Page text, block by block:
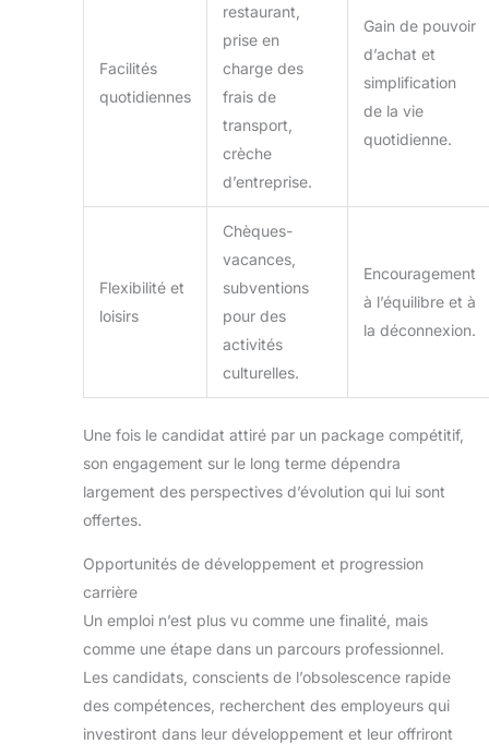
Facilités
quotidiennes
restaurant,
prise en
charge des
frais de
transport,
crèche
d’entreprise.
Gain de pouvoir
d’achat et
simplification
de la vie
quotidienne.
Flexibilité et
loisirs
Chèques-
vacances,
subventions
pour des
activités
culturelles.
Encouragement
à l’équilibre et à
la déconnexion.
Une fois le candidat attiré par un package compétitif,
son engagement sur le long terme dépendra
largement des perspectives d’évolution qui lui sont
offertes.
Opportunités de développement et progression
carrière
Un emploi n’est plus vu comme une finalité, mais
comme une étape dans un parcours professionnel.
Les candidats, conscients de l’obsolescence rapide
des compétences, recherchent des employeurs qui
investiront dans leur développement et leur offriront